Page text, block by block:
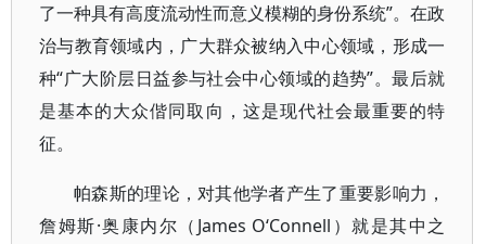
了一种具有高度流动性而意义模糊的身份系统”。在政
治与教育领域内，广大群众被纳入中心领域，形成一
种“广大阶层日益参与社会中心领域的趋势”。最后就
是基本的大众偕同取向，这是现代社会最重要的特
征。
帕森斯的理论，对其他学者产生了重要影响力，
詹姆斯·奥康内尔（James O‘Connell）就是其中之